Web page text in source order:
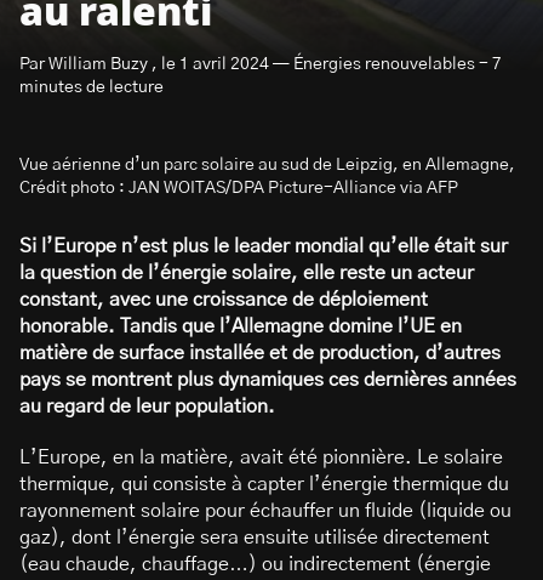
au ralenti
Par William Buzy , le 1 avril 2024 — Énergies renouvelables - 7
minutes de lecture
Vue aérienne d’un parc solaire au sud de Leipzig, en Allemagne,
Crédit photo : JAN WOITAS/DPA Picture-Alliance via AFP
Si l’Europe n’est plus le leader mondial qu’elle était sur
la question de l’énergie solaire, elle reste un acteur
constant, avec une croissance de déploiement
honorable. Tandis que l’Allemagne domine l’UE en
matière de surface installée et de production, d’autres
pays se montrent plus dynamiques ces dernières années
au regard de leur population.
L’Europe, en la matière, avait été pionnière. Le solaire
thermique, qui consiste à capter l’énergie thermique du
rayonnement solaire pour échauffer un fluide (liquide ou
gaz), dont l’énergie sera ensuite utilisée directement
(eau chaude, chauffage…) ou indirectement (énergie
S’abonner à la newsletter